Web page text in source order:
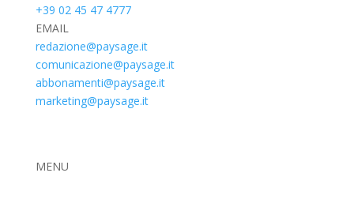
+39 02 45 47 4777
EMAIL
redazione@paysage.it
comunicazione@paysage.it
abbonamenti@paysage.it
marketing@paysage.it
MENU